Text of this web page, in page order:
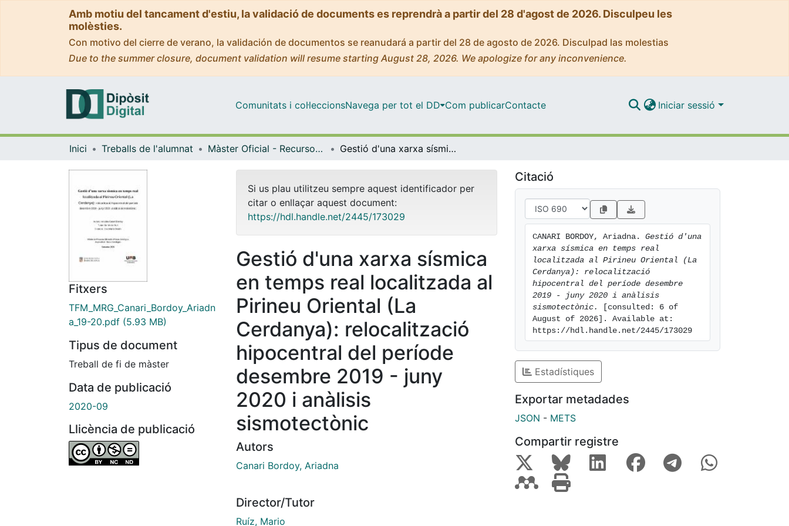
Amb motiu del tancament d'estiu, la validació de documents es reprendrà a partir del 28 d'agost de 2026. Disculpeu les
molèsties.
Con motivo del cierre de verano, la validación de documentos se reanudará a partir del 28 de agosto de 2026. Disculpad las molestias
Due to the summer closure, document validation will resume starting August 28, 2026. We apologize for any inconvenience.
Comunitats i col·leccionsNavega per tot el DD Com publicarContacte Iniciar sessió
Inici Treballs de l'alumnat Màster Oficial - Recursos Minerals i Riscos Geològics Gestió d'una xarxa sísmica en temps real localitzada al Pirineu Oriental (La Cerdanya): relocalització hipocentral del període desembre 2019 - juny 2020 i anàlisis sismotectònic
Fitxers
TFM_MRG_Canari_Bordoy_Ariadn
a_19-20.pdf (5.93 MB)
Tipus de document
Treball de fi de màster
Data de publicació
2020-09
Llicència de publicació
Si us plau utilitzeu sempre aquest identificador per
citar o enllaçar aquest document:
https://hdl.handle.net/2445/173029
Gestió d'una xarxa sísmica
en temps real localitzada al
Pirineu Oriental (La
Cerdanya): relocalització
hipocentral del període
desembre 2019 - juny
2020 i anàlisis
sismotectònic
Autors
Canari Bordoy, Ariadna
Director/Tutor
Ruíz, Mario
Citació
CANARI BORDOY, Ariadna. Gestió d'una
xarxa sísmica en temps real
localitzada al Pirineu Oriental (La
Cerdanya): relocalització
hipocentral del període desembre
2019 - juny 2020 i anàlisis
sismotectònic.
[consulted: 6 of
August of 2026]. Available at:
https://hdl.handle.net/2445/173029
Estadístiques
Exportar metadades
JSON - METS
Compartir registre